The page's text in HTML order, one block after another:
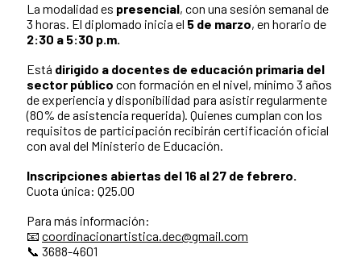
La modalidad es presencial, con una sesión semanal de
3 horas. El diplomado inicia el 5 de marzo, en horario de
2:30 a 5:30 p.m.
Está dirigido a docentes de educación primaria del
sector público con formación en el nivel, mínimo 3 años
de experiencia y disponibilidad para asistir regularmente
(80% de asistencia requerida). Quienes cumplan con los
requisitos de participación recibirán certificación oficial
con aval del Ministerio de Educación.
Inscripciones abiertas del 16 al 27 de febrero.
Cuota única: Q25.00
Para más información:
📧 coordinacionartistica.dec@gmail.com
📞 3688-4601